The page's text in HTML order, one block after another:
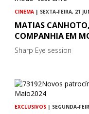
CINEMA | SEXTA-FEIRA, 21
MATIAS
COMPANHIA EM
Sharp Eye session
EXCLUSIVOS | SEGUNDA-